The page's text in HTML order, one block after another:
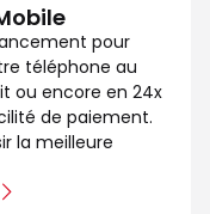
pour
téléphone au
ou encore en 24x
de paiement.
la meilleure